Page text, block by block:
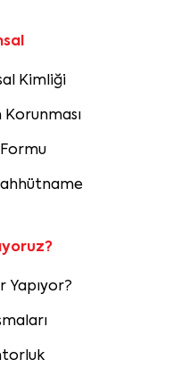
Kimliği
Korunması
Formu
Yapıyor?